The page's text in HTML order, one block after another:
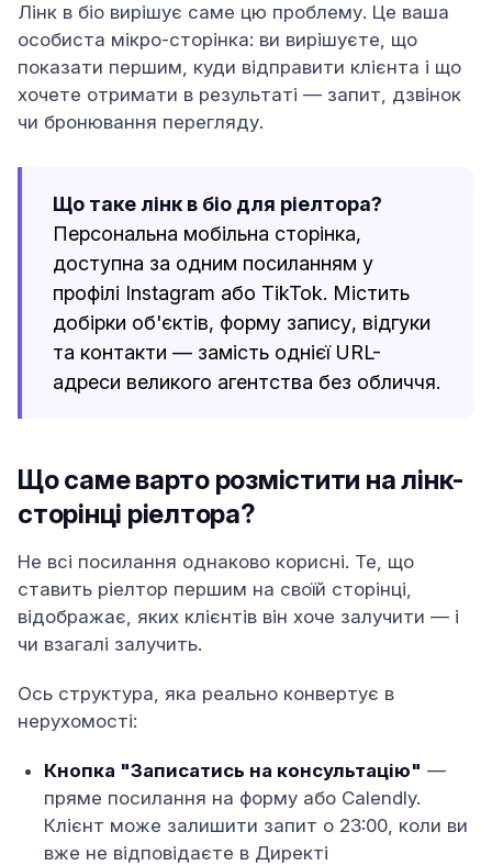
Лінк в біо вирішує саме цю проблему. Це ваша
особиста мікро-сторінка: ви вирішуєте, що
показати першим, куди відправити клієнта і що
хочете отримати в результаті — запит, дзвінок
чи бронювання перегляду.
Що таке лінк в біо для ріелтора?
Персональна мобільна сторінка,
доступна за одним посиланням у
профілі Instagram або TikTok. Містить
добірки об'єктів, форму запису, відгуки
та контакти — замість однієї URL-
адреси великого агентства без обличчя.
Що саме варто розмістити на лінк-
сторінці ріелтора?
Не всі посилання однаково корисні. Те, що
ставить ріелтор першим на своїй сторінці,
відображає, яких клієнтів він хоче залучити — і
чи взагалі залучить.
Ось структура, яка реально конвертує в
нерухомості:
Кнопка "Записатись на консультацію" —
пряме посилання на форму або Calendly.
Клієнт може залишити запит о 23:00, коли ви
вже не відповідаєте в Директі